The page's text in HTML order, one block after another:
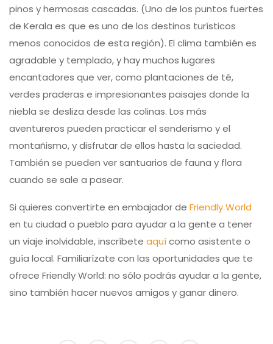
pinos y hermosas cascadas. (Uno de los puntos fuertes
de Kerala es que es uno de los destinos turísticos
menos conocidos de esta región). El clima también es
agradable y templado, y hay muchos lugares
encantadores que ver, como plantaciones de té,
verdes praderas e impresionantes paisajes donde la
niebla se desliza desde las colinas. Los más
aventureros pueden practicar el senderismo y el
montañismo, y disfrutar de ellos hasta la saciedad.
También se pueden ver santuarios de fauna y flora
cuando se sale a pasear.
Si quieres convertirte en embajador de Friendly World
en tu ciudad o pueblo para ayudar a la gente a tener
un viaje inolvidable, inscríbete aquícomo asistente o
guía local. Familiarízate con las oportunidades que te
ofrece Friendly World: no sólo podrás ayudar a la gente,
sino también hacer nuevos amigos y ganar dinero.